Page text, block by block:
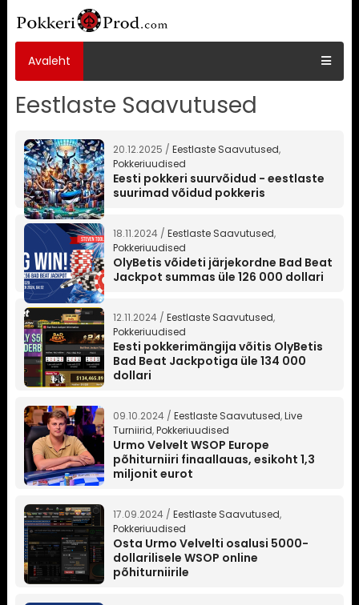
Avaleht
Eestlaste Saavutused
20.12.2025 / Eestlaste Saavutused,
Pokkeriuudised
Eesti pokkeri suurvõidud - eestlaste
suurimad võidud pokkeris
18.11.2024 / Eestlaste Saavutused,
Pokkeriuudised
OlyBetis võideti järjekordne Bad Beat
Jackpot summas üle 126 000 dollari
12.11.2024 / Eestlaste Saavutused,
Pokkeriuudised
Eesti pokkerimängija võitis OlyBetis
Bad Beat Jackpotiga üle 134 000
dollari
09.10.2024 / Eestlaste Saavutused,Live
Turniirid,Pokkeriuudised
Urmo Velvelt WSOP Europe
põhiturniiri finaallauas, esikoht 1,3
miljonit eurot
17.09.2024 / Eestlaste Saavutused,
Pokkeriuudised
Osta Urmo Velvelti osalusi 5000-
dollarilisele WSOP online
põhiturniirile